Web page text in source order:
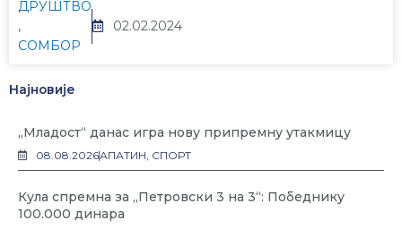
ДРУШТВО
,
СОМБОР
02.02.2024
Најновије
„Младост“ данас игра нову припремну утакмицу
08.08.2026АПАТИН, СПОРТ
Кула спремна за „Петровски 3 на 3“: Победнику
100.000 динара